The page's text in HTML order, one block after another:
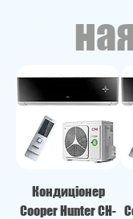
Кондиціонер
Cooper Hunter CH-